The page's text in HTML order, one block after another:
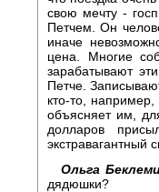
свою мечту -
Петчем. Он
иначе
цена. Многие
зарабатывают
Петче.
кто-то,
объясняет им,
долларов
экстравагантный
Ольга
дядюшки?